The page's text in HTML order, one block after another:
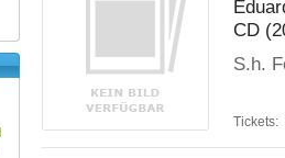
CD
S.h.
Tickets: